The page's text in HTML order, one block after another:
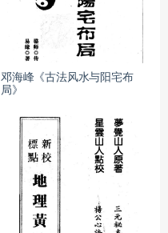
邓海峰《古法风水与阳宅布
局》